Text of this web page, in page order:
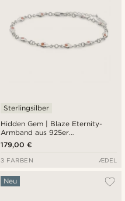
Hidden Gem | Blaze Eternity-
Armband aus 925er
Sterlingsilber
Sterlingsilber
179,00 €
3 FARBEN ÆDEL
Neu